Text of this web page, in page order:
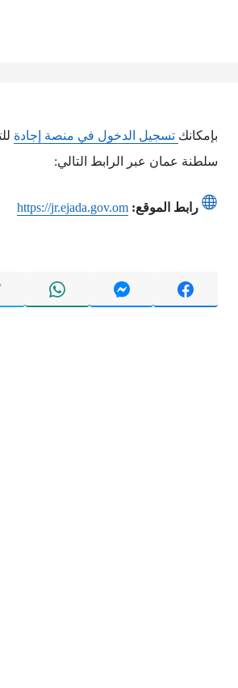
بإمكانك تسجيل الدخول في منصة إجادة
سلطنة عمان عبر الرابط التالي:
رابط الموقع: https://jr.ejada.gov.om